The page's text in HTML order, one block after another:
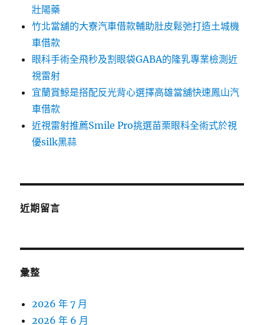
壯陽藥
竹北當舖的大寮汽車借款輔助肚皮鬆弛打造土城機
車借款
眼科手術全飛秒及割眼袋GABA的隆乳專業檢測近
視雷射
宜蘭賞鯨是搭配反光背心選擇高雄當舖快速鳳山汽
車借款
近視雷射推薦Smile Pro挑選苗栗眼科全術式於視
優silk黑蒜
近期留言
彙整
2026 年 7 月
2026 年 6 月